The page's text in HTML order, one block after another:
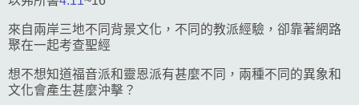
來自兩岸三地不同背景文化，不同的教派經驗，卻靠著網路
聚在一起考查聖經
想不想知道福音派和靈恩派有甚麼不同，兩種不同的異象和
文化會產生甚麼沖擊？